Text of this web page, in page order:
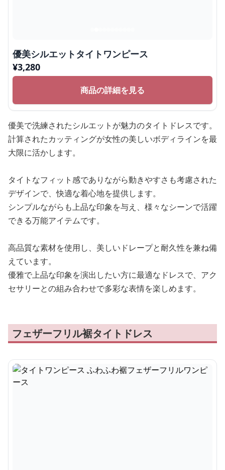
優美シルエットタイトワンピース
¥3,280
商品の詳細を見る
優美で洗練されたシルエットが魅力のタイトドレスです。
計算されたカッティングが女性の美しいボディラインを最
大限に活かします。
タイトなフィット感でありながら動きやすさも考慮された
デザインで、快適な着心地を提供します。
シンプルながらも上品な印象を与え、様々なシーンで活躍
できる万能アイテムです。
高品質な素材を使用し、美しいドレープと耐久性を兼ね備
えています。
優雅で上品な印象を演出したい方に最適なドレスで、アク
セサリーとの組み合わせで多彩な表情を楽しめます。
フェザーフリル裾タイトドレス